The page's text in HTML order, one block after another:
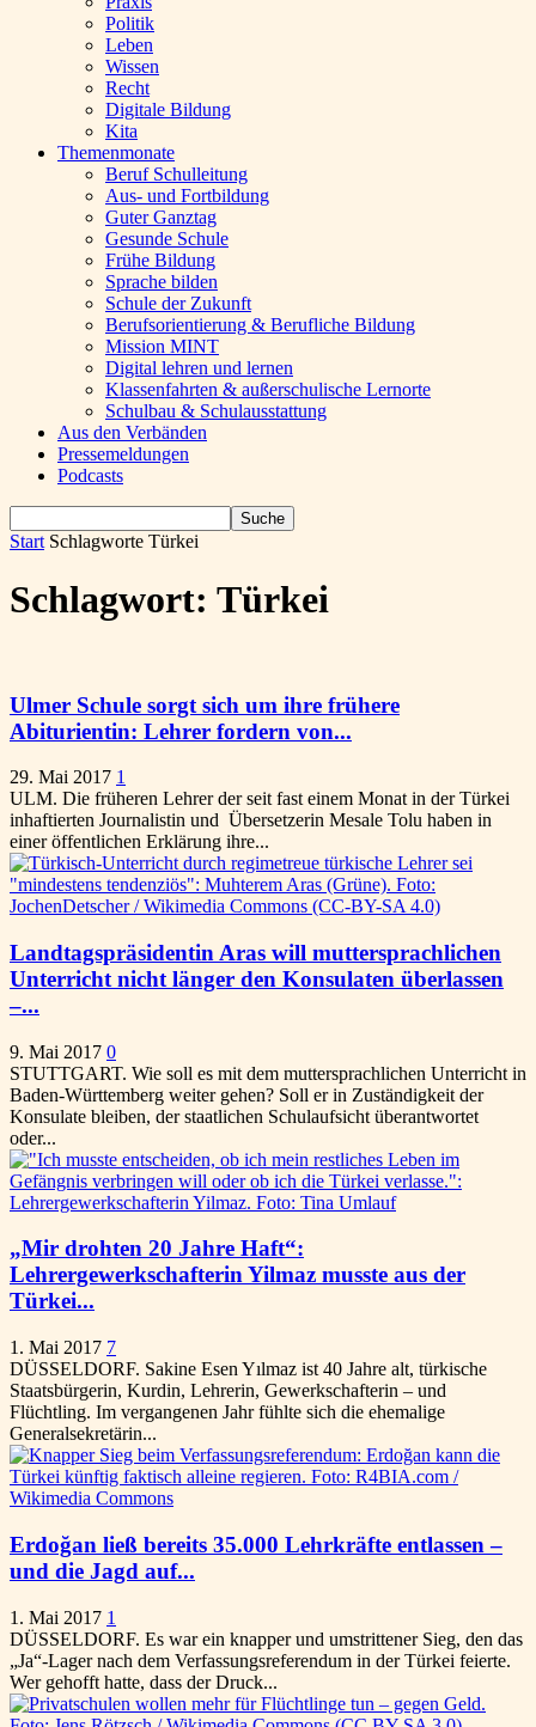
Politik
Leben
Wissen
Recht
Digitale Bildung
Kita
Themenmonate
Beruf Schulleitung
Aus- und Fortbildung
Guter Ganztag
Gesunde Schule
Frühe Bildung
Sprache bilden
Schule der Zukunft
Berufsorientierung & Berufliche Bildung
Mission MINT
Digital lehren und lernen
Klassenfahrten & außerschulische Lernorte
Schulbau & Schulausstattung
Aus den Verbänden
Pressemeldungen
Podcasts
Start Schlagworte Türkei
Schlagwort: Türkei
Ulmer Schule sorgt sich um ihre frühere
Abiturientin: Lehrer fordern von...
29. Mai 2017 1
ULM. Die früheren Lehrer der seit fast einem Monat in der Türkei
inhaftierten Journalistin und Übersetzerin Mesale Tolu haben in
einer öffentlichen Erklärung ihre...
Landtagspräsidentin Aras will muttersprachlichen
Unterricht nicht länger den Konsulaten überlassen
–...
9. Mai 2017 0
STUTTGART. Wie soll es mit dem muttersprachlichen Unterricht in
Baden-Württemberg weiter gehen? Soll er in Zuständigkeit der
Konsulate bleiben, der staatlichen Schulaufsicht überantwortet
oder...
„Mir drohten 20 Jahre Haft“:
Lehrergewerkschafterin Yilmaz musste aus der
Türkei...
1. Mai 2017 7
DÜSSELDORF. Sakine Esen Yılmaz ist 40 Jahre alt, türkische
Staatsbürgerin, Kurdin, Lehrerin, Gewerkschafterin – und
Flüchtling. Im vergangenen Jahr fühlte sich die ehemalige
Generalsekretärin...
Erdoğan ließ bereits 35.000 Lehrkräfte entlassen –
und die Jagd auf...
1. Mai 2017 1
DÜSSELDORF. Es war ein knapper und umstrittener Sieg, den das
„Ja“-Lager nach dem Verfassungsreferendum in der Türkei feierte.
Wer gehofft hatte, dass der Druck...